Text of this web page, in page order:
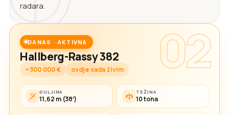
radara.
02
DANAS · AKTIVNA
Hallberg-Rassy 382
~300 000 € ovdje sada živim
DULJINA
11,62 m (38′)
TEŽINA
10 tona